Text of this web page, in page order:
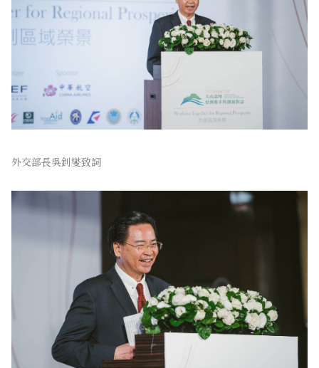
外交部長吳釗燮致詞